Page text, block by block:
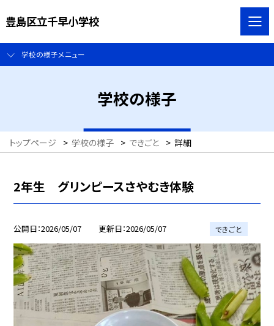
豊島区立千早小学校
学校の様子メニュー
学校の様子
トップページ > 学校の様子 > できごと > 詳細
2年生 グリンピースさやむき体験
公開日 2026/05/07 更新日 2026/05/07 できごと